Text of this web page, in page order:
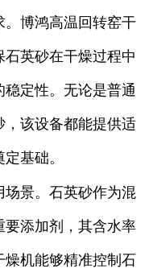
博鸿高温回转窑干
英砂在干燥过程中
定性。无论是普通
该设备都能提供适
基础。
场景。石英砂作为混
添加剂，其含水率
燥机能够精准控制石